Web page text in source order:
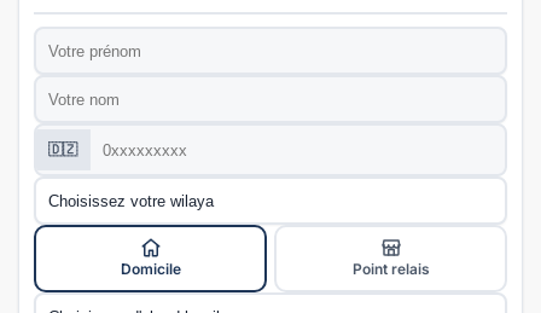
Prénom
Nom
Téléphone
🇩🇿
Wilaya
Mode de livraison
Domicile
Point relais
Commune